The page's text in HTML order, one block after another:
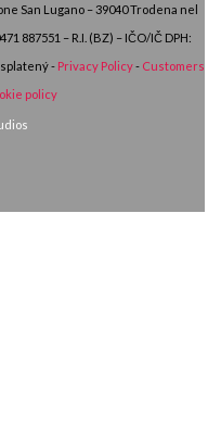
San Lugano – 39040 Trodena nel
887551 – R.I. (BZ) – IČO/IČ DPH:
splatený - Privacy Policy- Customers
policy